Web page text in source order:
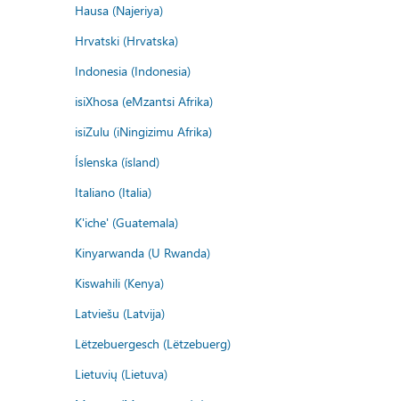
Hausa (Najeriya)
Hrvatski (Hrvatska)
Indonesia (Indonesia)
isiXhosa (eMzantsi Afrika)
isiZulu (iNingizimu Afrika)
Íslenska (ísland)
Italiano (Italia)
K'iche' (Guatemala)
Kinyarwanda (U Rwanda)
Kiswahili (Kenya)
Latviešu (Latvija)
Lëtzebuergesch (Lëtzebuerg)
Lietuvių (Lietuva)